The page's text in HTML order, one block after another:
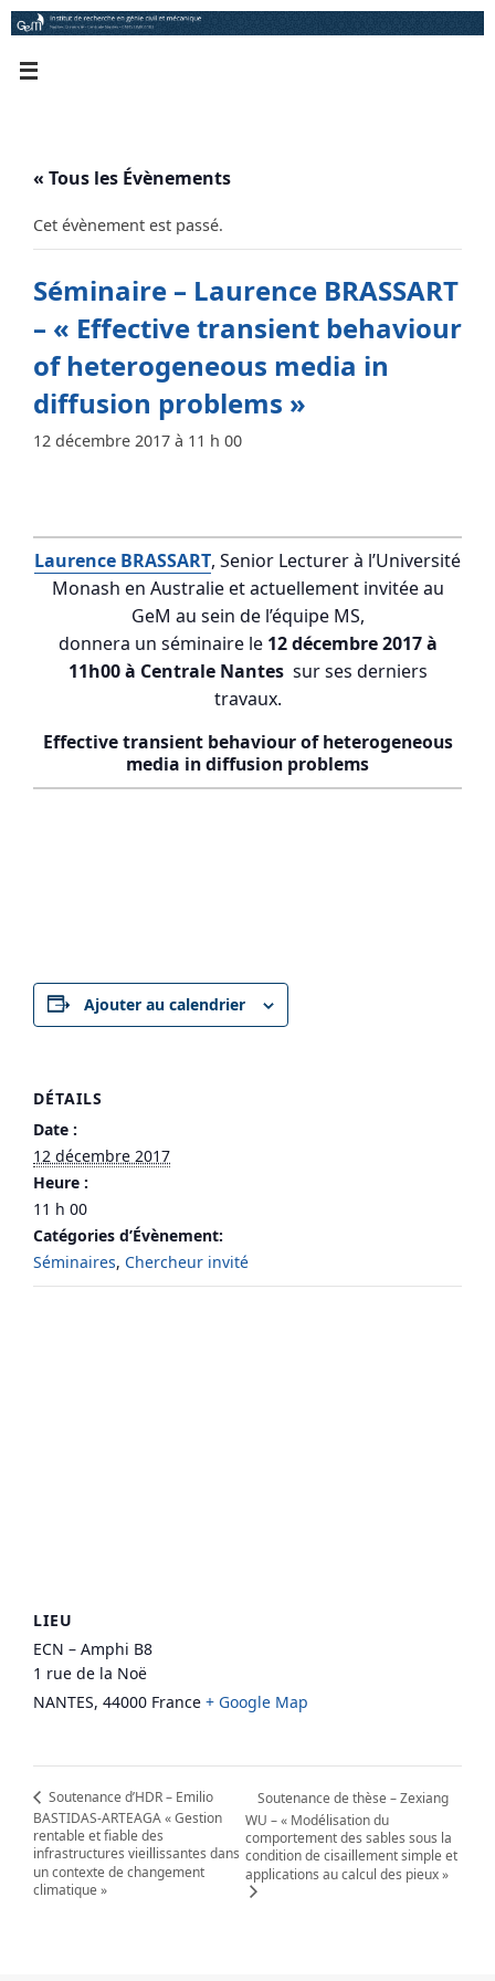
Passer
au
« Tous les Évènements
Cet évènement est passé.
Séminaire – Laurence BRASSART
– « Effective transient behaviour
of heterogeneous media in
diffusion problems »
12 décembre 2017 à 11 h 00
Laurence BRASSART, Senior Lecturer à l’Université
Monash en Australie et actuellement invitée au
GeM au sein de l’équipe MS,
donnera un séminaire le12 décembre 2017 à
11h00 à Centrale Nantes sur ses derniers
travaux.
Effective transient behaviour of heterogeneous
media in diffusion problems
Ajouter au calendrier
DÉTAILS
Date :
12 décembre 2017
Heure :
11 h 00
Catégories d’Évènement:
Séminaires, Chercheur invité
LIEU
ECN – Amphi B8
1 rue de la Noë
NANTES, 44000 France + Google Map
Soutenance d’HDR – Emilio
BASTIDAS-ARTEAGA « Gestion
rentable et fiable des
infrastructures vieillissantes dans
un contexte de changement
climatique »
Soutenance de thèse – Zexiang
WU – « Modélisation du
comportement des sables sous la
condition de cisaillement simple et
applications au calcul des pieux »